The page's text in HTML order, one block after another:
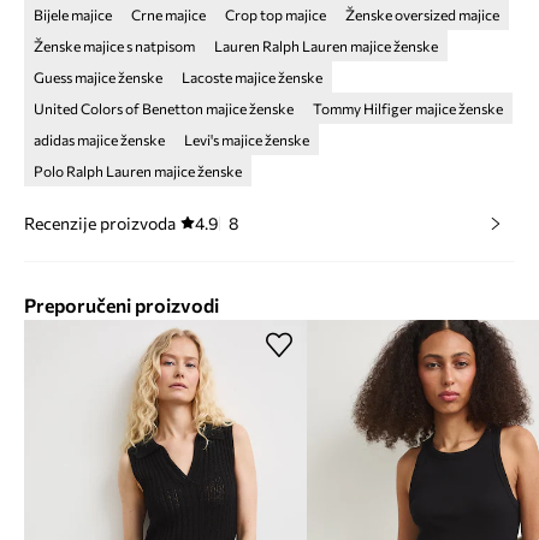
Bijele majice Crne majice Crop top majice
Ženske oversized majice
Ženske majice s natpisom
Lauren Ralph Lauren majice ženske
Guess majice ženske
Lacoste majice ženske
United Colors of Benetton majice ženske
Tommy Hilfiger majice ženske
adidas majice ženske
Levi's majice ženske
Polo Ralph Lauren majice ženske
Recenzije proizvoda 4.9 8
Preporučeni proizvodi